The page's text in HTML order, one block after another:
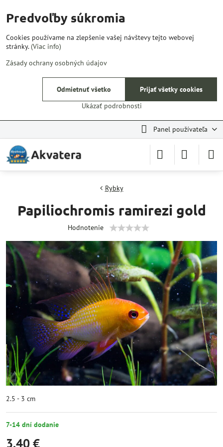
Panel používateľa
Rybky
Papiliochromis ramirezi gold
Hodnotenie
2.5 - 3 cm
7-14 dní dodanie
3,40 €
Predvoľby súkromia
Cookies používame na zlepšenie vašej návštevy tejto webovej
stránky.(Viac info)
Zásady ochrany osobných údajov
Ukázať podrobnosti
Prijať všetky cookies
Odmietnuť všetko